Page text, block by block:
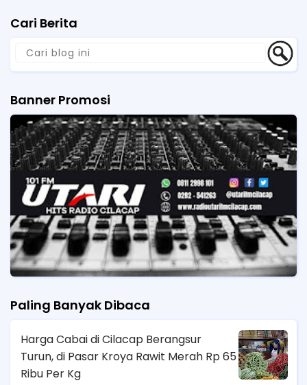
Cari Berita
Banner Promosi
Paling Banyak Dibaca
Harga Cabai di Cilacap Berangsur
Turun, di Pasar Kroya Rawit Merah Rp 65
Ribu Per Kg